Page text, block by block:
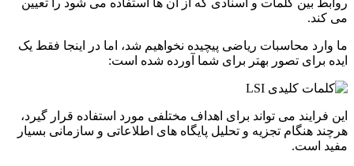
روابط بین کلمات و اسنادی که از آن ها استفاده می شود را تعیین
می کند.
ما وارد محاسبات ریاضی پیچیده نخواهیم شد، اما در اینجا فقط یک
ایده برای تصور بهتر برای شما آورده شده است:
این فرایند می تواند برای اهداف مختلفی مورد استفاده قرار گیرد،
هرچند هنگام تجزیه و تحلیل پایگاه های اطلاعاتی و سازمانی بسیار
مفید است.